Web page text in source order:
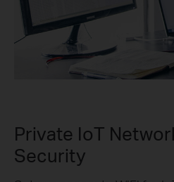
Private IoT
Security